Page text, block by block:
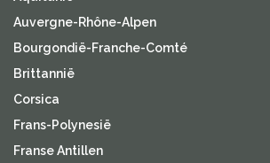
Auvergne-Rhône-Alpen
Bourgondië-Franche-Comté
Brittannië
Corsica
Frans-Polynesië
Franse Antillen